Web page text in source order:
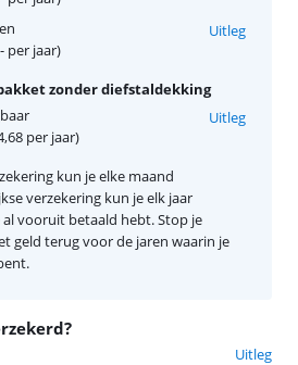
Uitleg
per jaar)
Uitleg
zonder diefstaldekking
per jaar)
Uitleg
kun je elke maand
verzekering kun je elk jaar
vooruit betaald hebt. Stop je
geld terug voor de jaren waarin je